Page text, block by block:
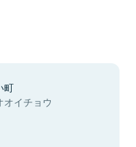
町
オイチョウ